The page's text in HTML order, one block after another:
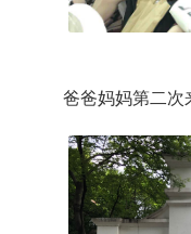
爸爸妈妈第二次